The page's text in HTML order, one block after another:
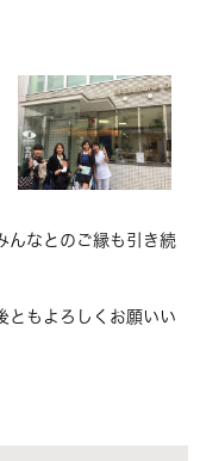
んなとのご縁も引き続
ともよろしくお願いい